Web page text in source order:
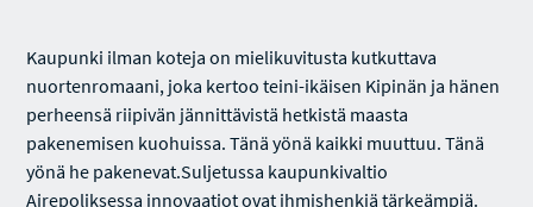
Kaupunki ilman koteja on mielikuvitusta kutkuttava
nuortenromaani, joka kertoo teini-ikäisen Kipinän ja hänen
perheensä riipivän jännittävistä hetkistä maasta
pakenemisen kuohuissa. Tänä yönä kaikki muuttuu. Tänä
yönä he pakenevat.Suljetussa kaupunkivaltio
Airepoliksessa innovaatiot ovat ihmishenkiä tärkeämpiä.